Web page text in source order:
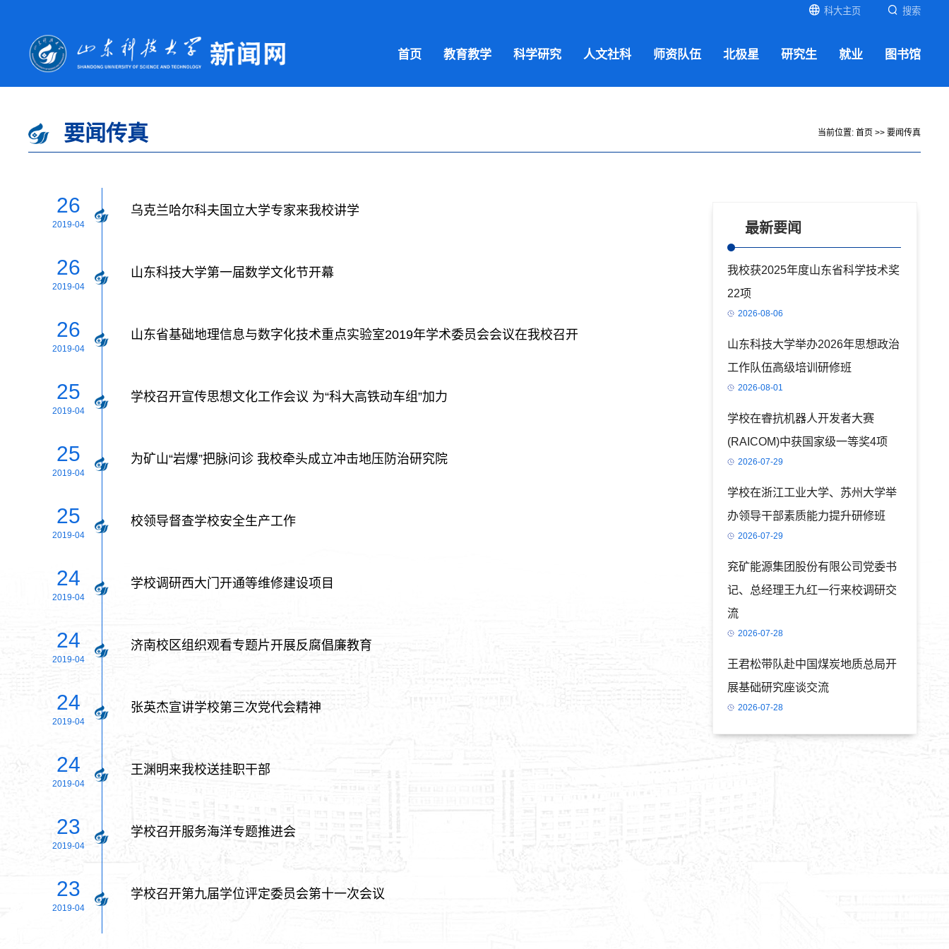
科大主页 搜索
首页 教育教学 科学研究 人文社科 师资队伍 北极星 研究生 就业 图书馆
要闻传真 当前位置: 首页 >> 要闻传真
26
2019-04
乌克兰哈尔科夫国立大学专家来我校讲学
26
2019-04
山东科技大学第一届数学文化节开幕
26
2019-04
山东省基础地理信息与数字化技术重点实验室2019年学术委员会会议在我校召开
25
2019-04
学校召开宣传思想文化工作会议 为“科大高铁动车组”加力
25
2019-04
为矿山“岩爆”把脉问诊 我校牵头成立冲击地压防治研究院
25
2019-04
校领导督查学校安全生产工作
24
2019-04
学校调研西大门开通等维修建设项目
24
2019-04
济南校区组织观看专题片开展反腐倡廉教育
24
2019-04
张英杰宣讲学校第三次党代会精神
24
2019-04
王渊明来我校送挂职干部
23
2019-04
学校召开服务海洋专题推进会
23
2019-04
学校召开第九届学位评定委员会第十一次会议
最新要闻
我校获2025年度山东省科学技术奖
22项
2026-08-06
山东科技大学举办2026年思想政治
工作队伍高级培训研修班
2026-08-01
学校在睿抗机器人开发者大赛
(RAICOM)中获国家级一等奖4项
2026-07-29
学校在浙江工业大学、苏州大学举
办领导干部素质能力提升研修班
2026-07-29
兖矿能源集团股份有限公司党委书
记、总经理王九红一行来校调研交
流
2026-07-28
王君松带队赴中国煤炭地质总局开
展基础研究座谈交流
2026-07-28